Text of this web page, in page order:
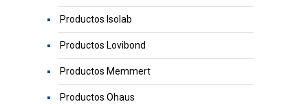
Productos Isolab
Productos Lovibond
Productos Memmert
Productos Ohaus